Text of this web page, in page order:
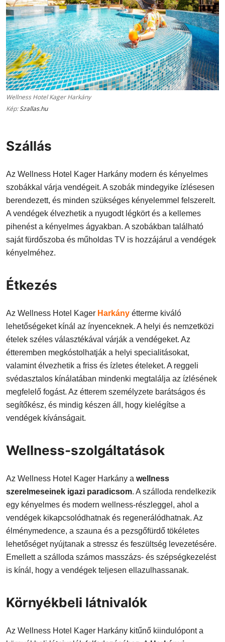
Wellness Hotel Kager Harkány
Kép:Szallas.hu
Szállás
Az Wellness Hotel Kager Harkány modern és kényelmes
szobákkal várja vendégeit. A szobák mindegyike ízlésesen
berendezett, és minden szükséges kényelemmel felszerelt.
A vendégek élvezhetik a nyugodt légkört és a kellemes
pihenést a kényelmes ágyakban. A szobákban található
saját fürdőszoba és műholdas TV is hozzájárul a vendégek
kényelméhez.
Étkezés
Az Wellness Hotel Kager Harkány étterme kiváló
lehetőségeket kínál az ínyenceknek. A helyi és nemzetközi
ételek széles választékával várják a vendégeket. Az
étteremben megkóstolhatják a helyi specialitásokat,
valamint élvezhetik a friss és ízletes ételeket. A reggeli
svédasztalos kínálatában mindenki megtalálja az ízlésének
megfelelő fogást. Az étterem személyzete barátságos és
segítőkész, és mindig készen áll, hogy kielégítse a
vendégek kívánságait.
Wellness-szolgáltatások
Az Wellness Hotel Kager Harkány a wellness
szerelmeseinek igazi paradicsom. A szálloda rendelkezik
egy kényelmes és modern wellness-részleggel, ahol a
vendégek kikapcsolódhatnak és regenerálódhatnak. Az
élménymedence, a szauna és a pezsgőfürdő tökéletes
lehetőséget nyújtanak a stressz és feszültség levezetésére.
Emellett a szálloda számos masszázs- és szépségkezelést
is kínál, hogy a vendégek teljesen ellazulhassanak.
Környékbeli látnivalók
Az Wellness Hotel Kager Harkány kitűnő kiindulópont a